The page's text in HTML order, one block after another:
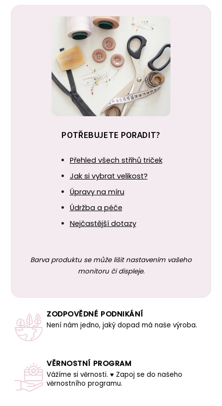
POTŘEBUJETE PORADIT?
Přehled všech střihů triček
Jak si vybrat velikost?
Úpravy na míru
Údržba a péče
Nejčastější dotazy
Barva produktu se může lišit nastavením vašeho
monitoru či displeje.
ZODPOVĚDNÉ PODNIKÁNÍ
Není nám jedno, jaký dopad má naše výroba.
VĚRNOSTNÍ PROGRAM
Vážíme si věrnosti. ♥ Zapoj se do našeho
věrnostního programu.